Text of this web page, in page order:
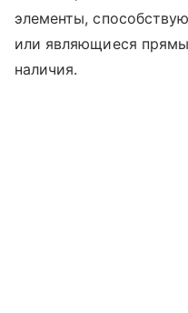
элементы,
или являющиеся
наличия.